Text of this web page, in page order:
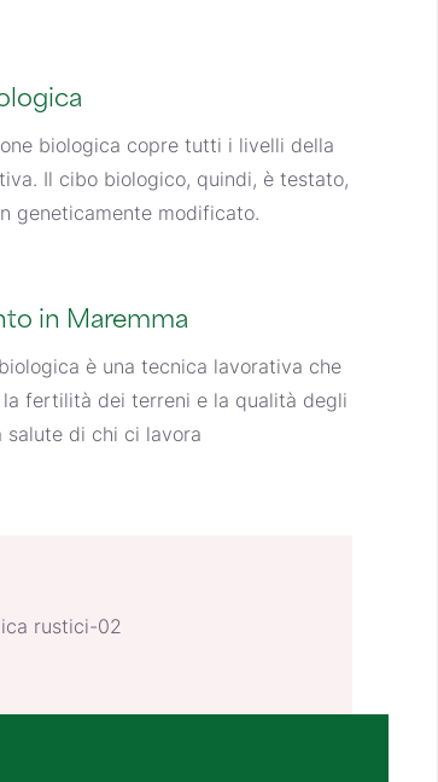
biologica copre tutti i livelli della
Il cibo biologico, quindi, è testato,
geneticamente modificato.
in Maremma
è una tecnica lavorativa che
la fertilità dei terreni e la qualità degli
salute di chi ci lavora